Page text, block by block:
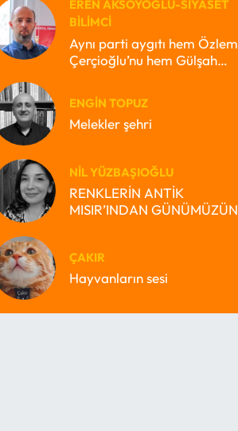
EREN AKSOYOĞLU-SIYASET
BILIMCI
Aynı parti aygıtı hem Özlem
Çerçioğlu’nu hem Gülşah
ENGIN TOPUZ
Melekler şehri
NIL YÜZBAŞIOĞLU
RENKLERİN ANTİK
MISIR’INDAN GÜNÜMÜZÜN
ÇAKIR
Hayvanların sesi